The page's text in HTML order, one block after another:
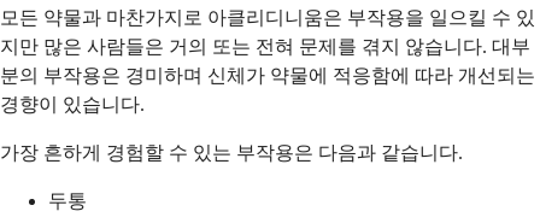
모든 약물과 마찬가지로 아클리디니움은 부작용을 일으킬 수 있
지만 많은 사람들은 거의 또는 전혀 문제를 겪지 않습니다. 대부
분의 부작용은 경미하며 신체가 약물에 적응함에 따라 개선되는
경향이 있습니다.
가장 흔하게 경험할 수 있는 부작용은 다음과 같습니다.
두통